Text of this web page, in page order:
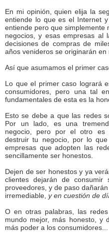
En mi opinión, quien elija la
entiende lo que es el Internet
entiende pero que simplemente
negocios, y esas empresas al
decisiones de compras de
años venideros se originarán en
Así que asumamos el primer
Lo que el primer caso logrará
consumidores, pero una tal
fundamentales de esta es la
Esto se debe a que las redes
Por un lado, es una
negocio, pero por el otro es
destruir tu negocio, por lo
empresas que adopten las
sencillamente ser honestos.
Dejen de ser honestos y ya
clientes dejarán de consumir
proveedores, y de paso
irremediable, y en cuestión de
O en otras palabras, las
mundo mejor, más honesto, y
más poder a los consumidores...